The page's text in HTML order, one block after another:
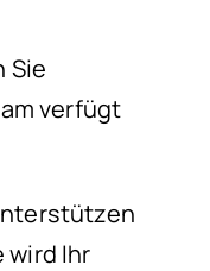
Sie
verfügt
wird Ihr